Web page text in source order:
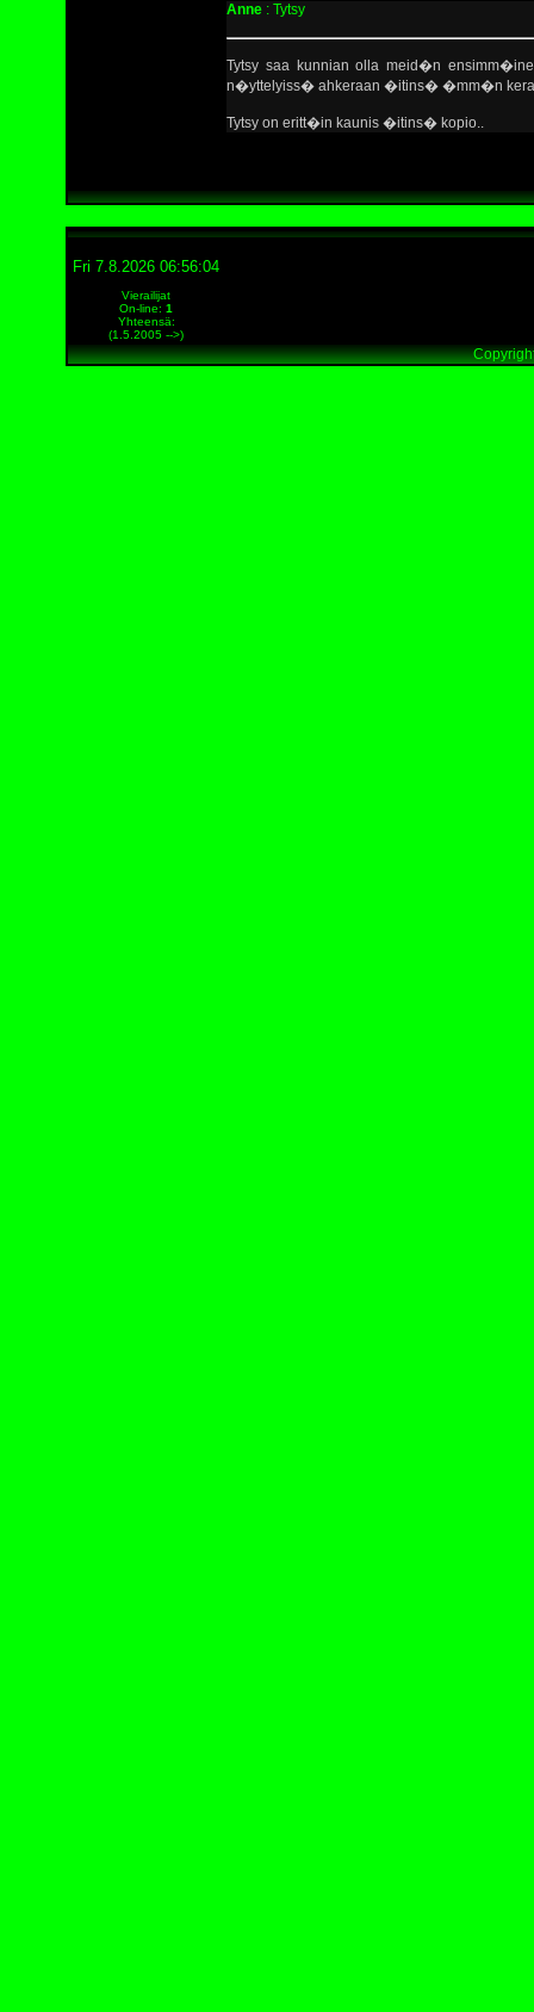
Anne : Tytsy
Tytsy saa kunnian olla meid�n
n�yttelyiss� ahkeraan �itins� �mm�n
Tytsy on eritt�in kaunis �itins� kopio..
Fri 7.8.2026 06:56:04
Vierailijat
On-line: 1
Yhteensä:
(1.5.2005 -->)